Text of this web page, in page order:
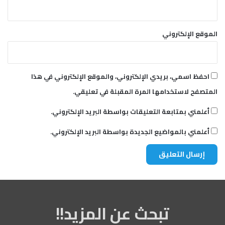
الموقع الإلكتروني
احفظ اسمي، بريدي الإلكتروني، والموقع الإلكتروني في هذا
المتصفح لاستخدامها المرة المقبلة في تعليقي.
أعلمني بمتابعة التعليقات بواسطة البريد الإلكتروني.
أعلمني بالمواضيع الجديدة بواسطة البريد الإلكتروني.
تبحث عن المزيد!!